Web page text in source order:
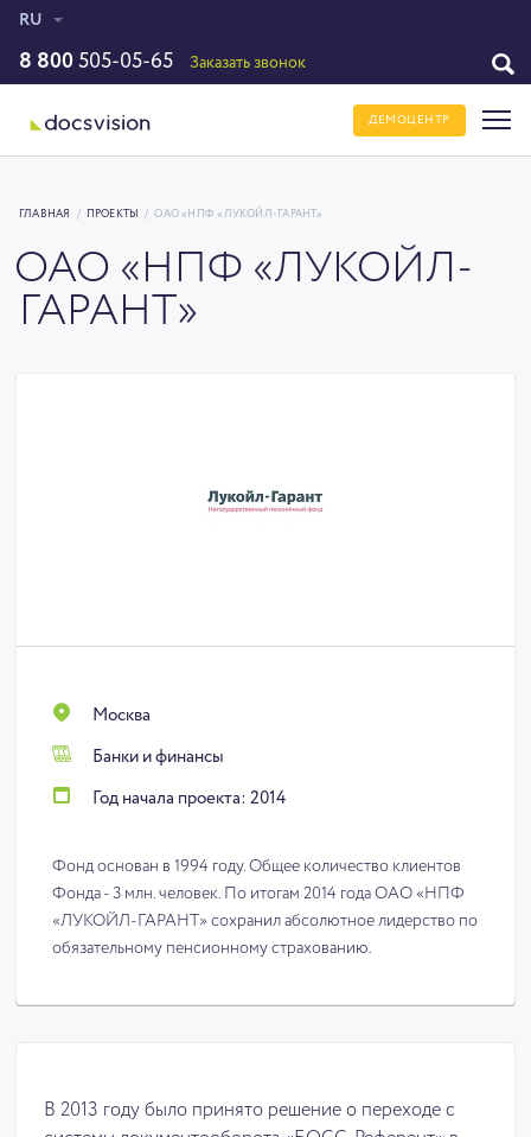
RU
8 800 505-05-65 Заказать звонок
ДЕМОЦЕНТР
ГЛАВНАЯ / ПРОЕКТЫ / ОАО «НПФ «ЛУКОЙЛ-ГАРАНТ»
ОАО «НПФ «ЛУКОЙЛ-
ГАРАНТ»
Москва
Банки и финансы
Год начала проекта: 2014
Фонд основан в 1994 году. Общее количество клиентов
Фонда - 3 млн. человек. По итогам 2014 года ОАО «НПФ
«ЛУКОЙЛ-ГАРАНТ» сохранил абсолютное лидерство по
обязательному пенсионному страхованию.
В 2013 году было принято решение о переходе с